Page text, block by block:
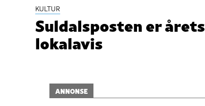
KULTUR
Suldalsposten er årets
lokalavis
ANNONSE